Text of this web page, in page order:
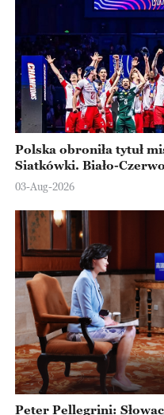
Polska obroniła tytuł
Siatkówki. Biało-
Ningbo
03-Aug-2026
Peter Pellegrini: